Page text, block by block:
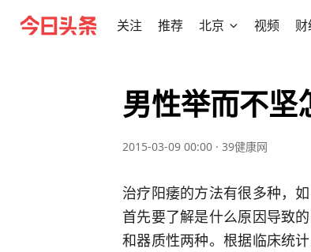
关注 推荐 北京 视频
男性举而不坚
2015-03-09 00:00 · 39健康网
治疗阳痿的方法有很多种，
首先要了解是什么原因导致
和器质性两种。根据临床统